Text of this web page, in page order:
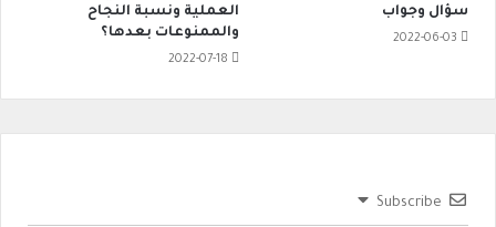
سؤال وجواب
2022-06-03
العملية ونسبة النجاح
والممنوعات بعدها؟
2022-07-18
Subscribe